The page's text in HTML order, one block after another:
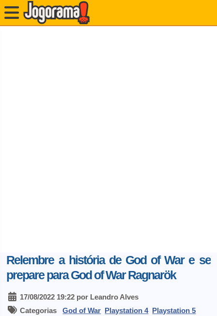
Relembre a história de God of War e se
prepare para God of War Ragnarök
17/08/2022 19:22 por Leandro Alves
CategoriasGod of War Playstation 4 Playstation 5